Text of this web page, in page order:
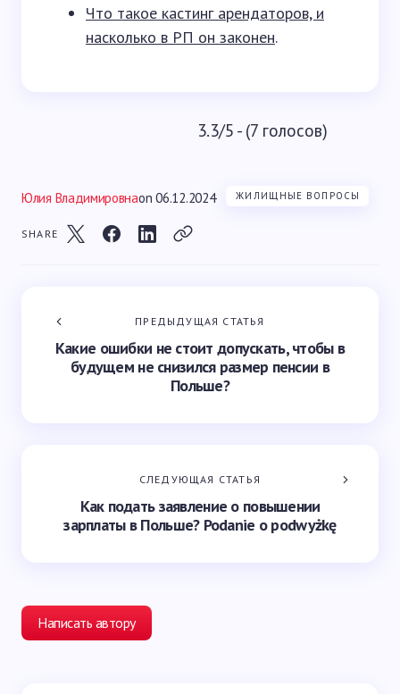
Что такое кастинг арендаторов, и
насколько в РП он законен.
3.3/5 - (7 голосов)
Юлия Владимировнаon 06.12.2024 ЖИЛИЩНЫЕ ВОПРОСЫ
SHARE
ПРЕДЫДУЩАЯ СТАТЬЯ
Какие ошибки не стоит допускать, чтобы в
будущем не снизился размер пенсии в
Польше?
СЛЕДУЮЩАЯ СТАТЬЯ
Как подать заявление о повышении
зарплаты в Польше? Podanie o podwyżkę
Написать автору